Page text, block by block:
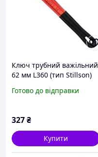
Ключ трубний важільний
62 мм L360 (тип Stillson)
санлайт
Готово до відправки
327₴
Купити